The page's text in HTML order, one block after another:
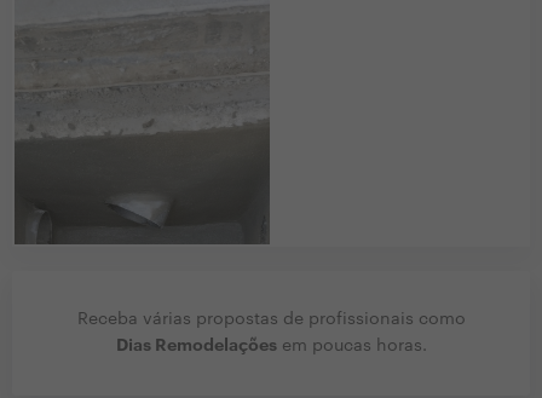
Receba várias propostas de profissionais como
Dias Remodelaçõesem poucas horas.